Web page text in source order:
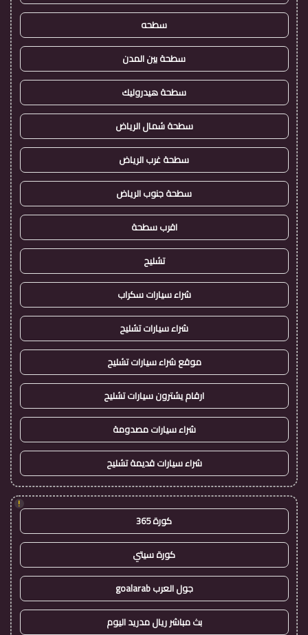
سطحه
سطحة بين المدن
سطحة هيدروليك
سطحة شمال الرياض
سطحة غرب الرياض
سطحة جنوب الرياض
اقرب سطحة
تشليح
شراء سيارات سكراب
شراء سيارات تشليح
موقع شراء سيارات تشليح
ارقام يشترون سيارات تشليح
شراء سيارات مصدومة
شراء سيارات قديمة تشليح
!
كورة 365
كورة سيتي
جول العرب goalarab
بث مباشر ريال مدريد اليوم